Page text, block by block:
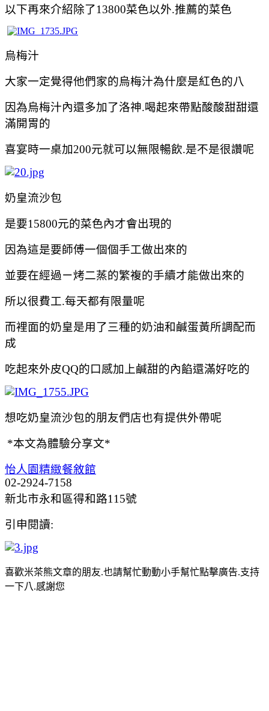
以下再來介紹除了13800菜色以外.推薦的菜色
烏梅汁
大家一定覺得他們家的烏梅汁為什麼是紅色的八
因為烏梅汁內還多加了洛神.喝起來帶點酸酸甜甜還
滿開胃的
喜宴時一桌加200元就可以無限暢飲.是不是很讚呢
奶皇流沙包
是要15800元的菜色內才會出現的
因為這是要師傅一個個手工做出來的
並要在經過ㄧ烤二蒸的繁複的手續才能做出來的
所以很費工.每天都有限量呢
而裡面的奶皇是用了三種的奶油和鹹蛋黃所調配而
成
吃起來外皮QQ的口感加上鹹甜的內餡還滿好吃的
想吃奶皇流沙包的朋友們店也有提供外帶呢
*本文為體驗分享文*
怡人園精緻餐敘館
02-2924-7158
新北市永和區得和路115號
引申閱讀:
喜歡米茶熊文章的朋友.也請幫忙動動小手幫忙點擊廣告.支持
一下八.感謝您